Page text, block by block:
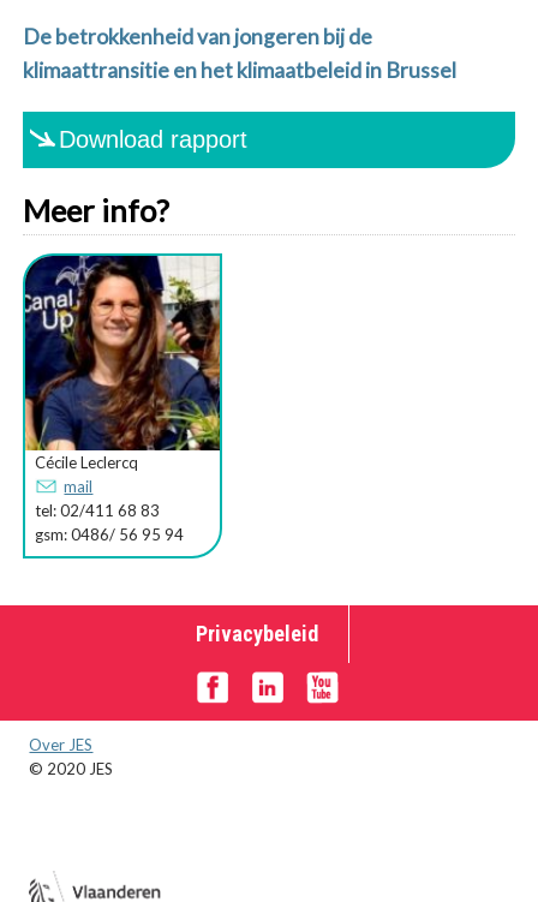
De betrokkenheid van jongeren bij de
klimaattransitie en het klimaatbeleid in Brussel
Download rapport
Meer info?
Cécile Leclercq
mail
tel: 02/411 68 83
gsm: 0486/ 56 95 94
Privacybeleid
Over JES
© 2020 JES